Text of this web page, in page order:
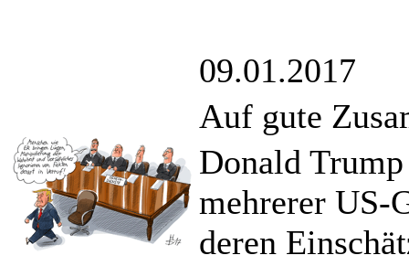
09.01.2017
Auf gute
Donald
mehrerer US-
deren